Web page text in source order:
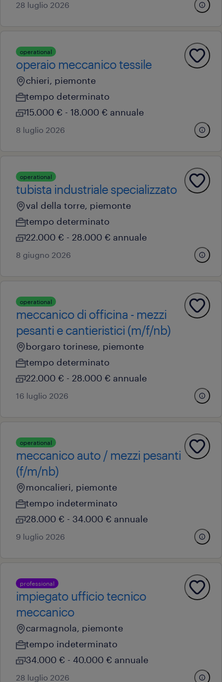
28 luglio 2026
operational
operaio meccanico tessile
chieri, piemonte
tempo determinato
15.000 € - 18.000 € annuale
8 luglio 2026
operational
tubista industriale specializzato
val della torre, piemonte
tempo determinato
22.000 € - 28.000 € annuale
8 giugno 2026
operational
meccanico di officina - mezzi
pesanti e cantieristici (m/f/nb)
borgaro torinese, piemonte
tempo determinato
22.000 € - 28.000 € annuale
16 luglio 2026
operational
meccanico auto / mezzi pesanti
(f/m/nb)
moncalieri, piemonte
tempo indeterminato
28.000 € - 34.000 € annuale
9 luglio 2026
professional
impiegato ufficio tecnico
meccanico
carmagnola, piemonte
tempo indeterminato
34.000 € - 40.000 € annuale
28 luglio 2026